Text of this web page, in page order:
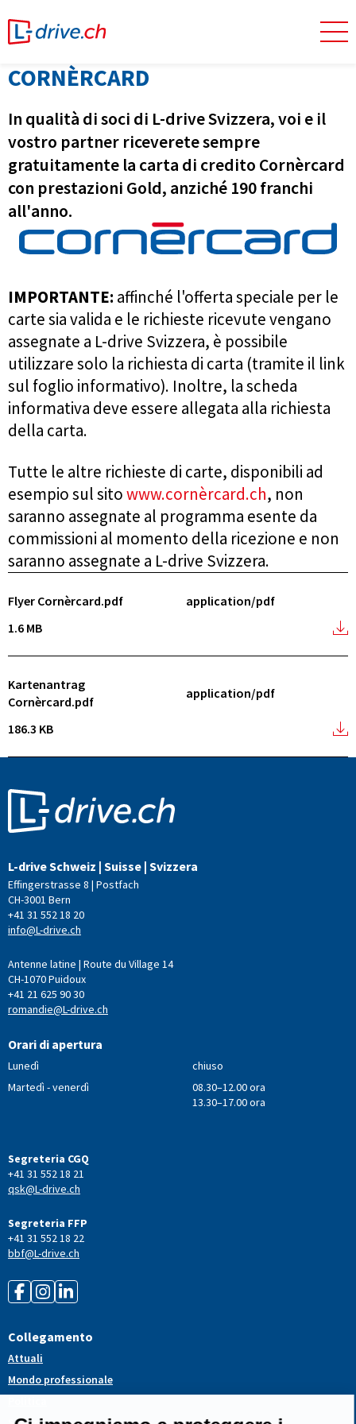
CORNÈRCARD
In qualità di soci di L-drive Svizzera, voi e il
vostro partner riceverete sempre
gratuitamente la carta di credito Cornèrcard
con prestazioni Gold, anziché 190 franchi
all'anno.
IMPORTANTE: affinché l'offerta speciale per le
carte sia valida e le richieste ricevute vengano
assegnate a L-drive Svizzera, è possibile
utilizzare solo la richiesta di carta (tramite il link
sul foglio informativo). Inoltre, la scheda
informativa deve essere allegata alla richiesta
della carta.
Tutte le altre richieste di carte, disponibili ad
esempio sul sitowww.cornèrcard.ch, non
saranno assegnate al programma esente da
commissioni al momento della ricezione e non
saranno assegnate a L-drive Svizzera.
Flyer Cornèrcard.pdf
application/pdf
1.6 MB
Kartenantrag
Cornèrcard.pdf
application/pdf
186.3 KB
L-drive Schweiz | Suisse | Svizzera
Effingerstrasse 8 | Postfach
CH-3001 Bern
+41 31 552 18 20
info@L-drive.ch
Antenne latine | Route du Village 14
CH-1070 Puidoux
+41 21 625 90 30
romandie@L-drive.ch
Orari di apertura
Lunedì
chiuso
Martedì - venerdì
08.30–12.00 ora
13.30–17.00 ora
Segreteria CGQ
+41 31 552 18 21
qsk@L-drive.ch
Segreteria FFP
+41 31 552 18 22
bbf@L-drive.ch
Collegamento
Attuali
Mondo professionale